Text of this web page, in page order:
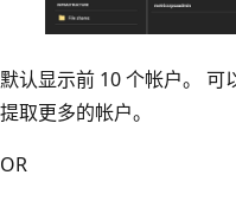
默认显示前 10 个帐户。 可
提取更多的帐户。
OR